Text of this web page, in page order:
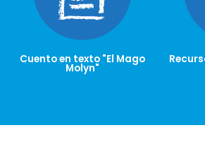
Cuento en texto "El Mago
Molyn"